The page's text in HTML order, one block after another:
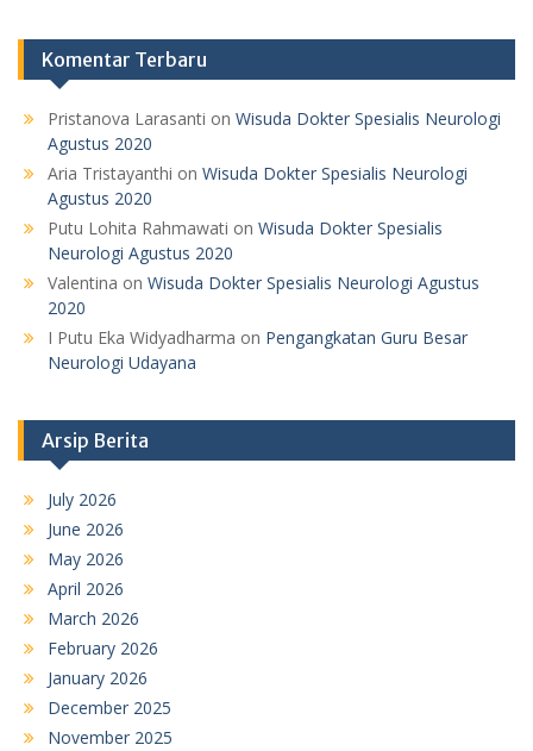
Komentar Terbaru
Pristanova Larasanti on Wisuda Dokter Spesialis Neurologi
Agustus 2020
Aria Tristayanthi on Wisuda Dokter Spesialis Neurologi
Agustus 2020
Putu Lohita Rahmawati on Wisuda Dokter Spesialis
Neurologi Agustus 2020
Valentina on Wisuda Dokter Spesialis Neurologi Agustus
2020
I Putu Eka Widyadharma on Pengangkatan Guru Besar
Neurologi Udayana
Arsip Berita
July 2026
June 2026
May 2026
April 2026
March 2026
February 2026
January 2026
December 2025
November 2025